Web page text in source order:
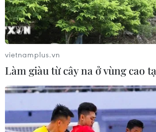
Đà Nẵng, Kiên Giang tổ chức
tuyến một cách linh hoạt
20/09/2021 06:55
Đà Nẵng và Kiên Giang hướng dẫn
tổ chức dạy học chủ động, linh hoạt
vietnamplus.vn
Làm giàu từ cây na ở vùng cao